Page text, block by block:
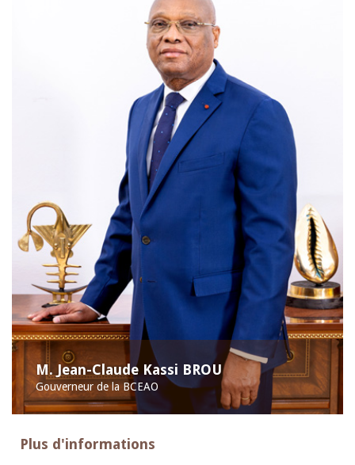
M. Jean-Claude Kassi BROU
Gouverneur de la BCEAO
Plus d'informations